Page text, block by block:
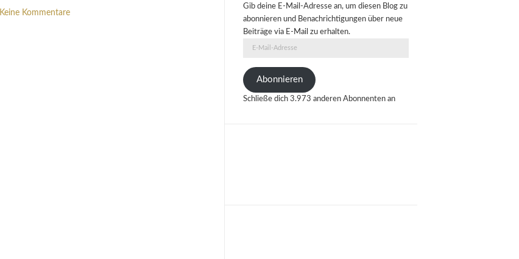
Keine Kommentare
Gib deine E-Mail-Adresse an, um diesen Blog zu
abonnieren und Benachrichtigungen über neue
Beiträge via E-Mail zu erhalten.
Adresse
Abonnieren
Schließe dich 3.973 anderen Abonnenten an